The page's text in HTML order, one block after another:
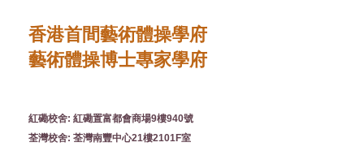
香港首間藝術體操學府
藝術體操博士專家學府
紅磡校舍: 紅磡置富都會商場9樓940號
荃灣校舍: 荃灣南豐中心21樓2101F室